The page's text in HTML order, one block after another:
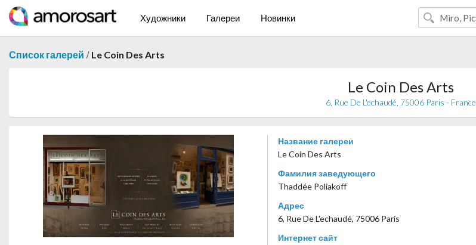
Художники Галереи Новинки
Список галерей / Le Coin Des Arts
Le Coin Des Arts
6, Rue De L'echaudé, 75006 Paris - France
Название галереи
Le Coin Des Arts
Фамилия заведующего
Thaddée Poliakoff
Адрес
6, Rue De L'echaudé, 75006 Paris
Интернет сайт